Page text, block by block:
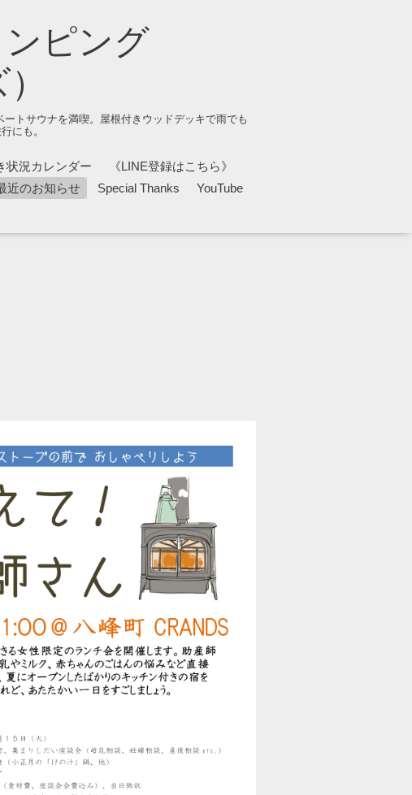
ピング
トサウナを満喫。屋根付きウッドデッキで雨でも
にも。
状況カレンダー
《LINE登録はこちら》
近のお知らせ Special Thanks
YouTube